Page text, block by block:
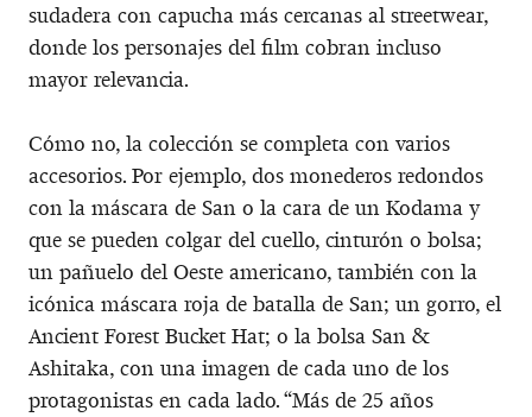
sudadera con capucha más cercanas al streetwear,
donde los personajes del film cobran incluso
mayor relevancia.
Cómo no, la colección se completa con varios
accesorios. Por ejemplo, dos monederos redondos
con la máscara de San o la cara de un Kodama y
que se pueden colgar del cuello, cinturón o bolsa;
un pañuelo del Oeste americano, también con la
icónica máscara roja de batalla de San; un gorro, el
Ancient Forest Bucket Hat; o la bolsa San &
Ashitaka, con una imagen de cada uno de los
protagonistas en cada lado. “Más de 25 años